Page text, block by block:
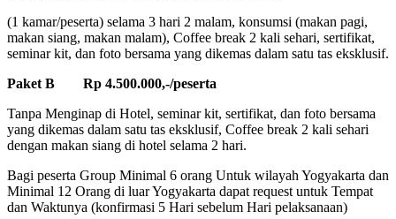
(1 kamar/peserta) selama 3 hari 2 malam, konsumsi (makan pagi,
makan siang, makan malam), Coffee break 2 kali sehari, sertifikat,
seminar kit, dan foto bersama yang dikemas dalam satu tas eksklusif.
Paket B Rp 4.500.000,-/peserta
Tanpa Menginap di Hotel, seminar kit, sertifikat, dan foto bersama
yang dikemas dalam satu tas eksklusif, Coffee break 2 kali sehari
dengan makan siang di hotel selama 2 hari.
Bagi peserta Group Minimal 6 orang Untuk wilayah Yogyakarta dan
Minimal 12 Orang di luar Yogyakarta dapat request untuk Tempat
dan Waktunya (konfirmasi 5 Hari sebelum Hari pelaksanaan)